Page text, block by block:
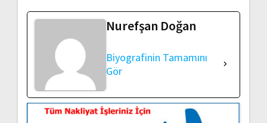
Nurefşan Doğan
Biyografinin Tamamını
Gör